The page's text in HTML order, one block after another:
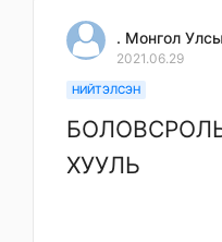
. Монгол
2021.06.29
НИЙТЭЛСЭН
ХУУЛЬ